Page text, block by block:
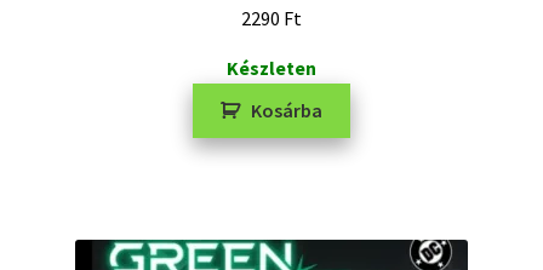
2290 Ft
Készleten
Kosárba